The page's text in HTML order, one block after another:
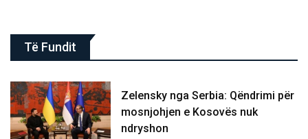
Të Fundit
Zelensky nga Serbia: Qëndrimi për
mosnjohjen e Kosovës nuk
ndryshon